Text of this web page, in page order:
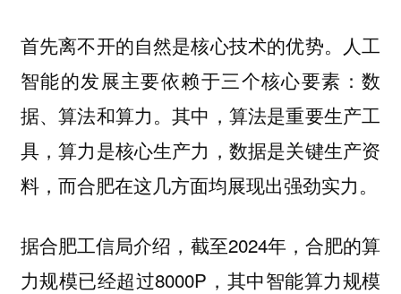
首先离不开的自然是核心技术的优势。人工
智能的发展主要依赖于三个核心要素：数
据、算法和算力。其中，算法是重要生产工
具，算力是核心生产力，数据是关键生产资
料，而合肥在这几方面均展现出强劲实力。
据合肥工信局介绍，截至2024年，合肥的算
力规模已经超过8000P，其中智能算力规模